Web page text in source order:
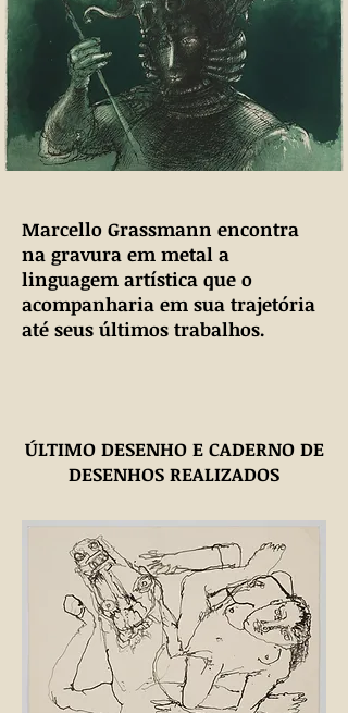
Marcello Grassmann encontra
na gravura em metal a
linguagem artística que o
acompanharia em sua trajetória
até seus últimos trabalhos.
ÚLTIMO DESENHO E CADERNO DE
DESENHOS REALIZADOS